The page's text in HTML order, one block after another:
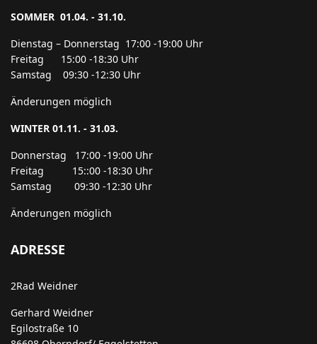
SOMMER 01.04. - 31.10.
Dienstag – Donnerstag 17:00 -19:00 Uhr
Freitag 15:00 -18:30 Uhr
Samstag 09:30 -12:30 Uhr
Änderungen möglich
WINTER 01.11. - 31.03.
Donnerstag 17:00 -19:00 Uhr
Freitag 15::00 -18:30 Uhr
Samstag 09:30 -12:30 Uhr
Änderungen möglich
ADRESSE
2Rad Weidner
Gerhard Weidner
Egilostraße 10